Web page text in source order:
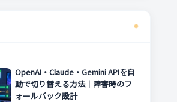
OpenAI・Claude・Gemini APIを自
動で切り替える方法｜障害時のフ
ォールバック設計